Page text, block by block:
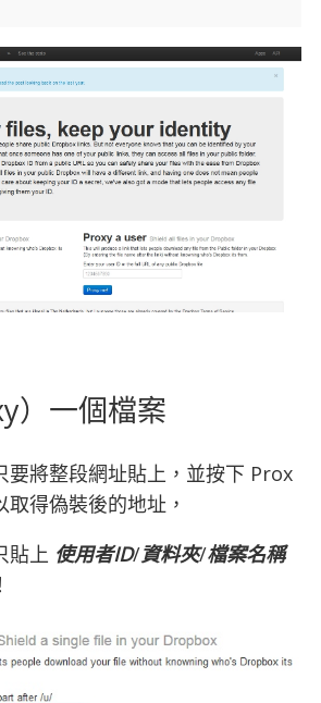
）一個檔案
要將整段網址貼上，並按下 Prox
得偽裝後的地址，
貼上 使用者ID/資料夾/檔案名稱